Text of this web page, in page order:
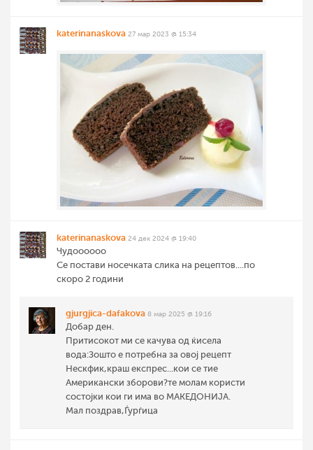
katerinanaskova 27 мар 2023 @ 15:34
katerinanaskova 24 дек 2024 @ 19:40
Чудоооооо
Се постави носечката слика на рецептов....по
скоро 2 години
gjurgjica-dafakova 8 мар 2025 @ 19:16
Добар ден.
Притисокот ми се качува од ќисела
вода:Зошто е потребна за овој рецепт
Нескфик,краш експрес...кои се тие
Американски зборови?те молам користи
состојки кои ги има во МАКЕДОНИЈА.
Мал поздрав,Ѓурѓица